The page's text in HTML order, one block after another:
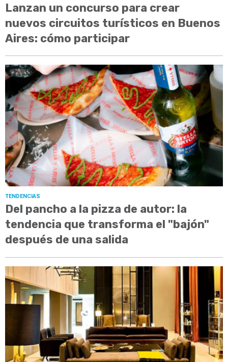
Lanzan un concurso para crear
nuevos circuitos turísticos en Buenos
Aires: cómo participar
TENDENCIAS
Del pancho a la pizza de autor: la
tendencia que transforma el "bajón"
después de una salida